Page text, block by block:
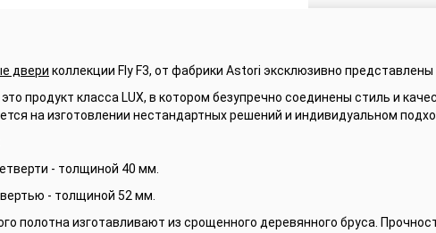
двери коллекции Fly F3, от фабрики Astori эксклюзивно
продукт класса LUX, в котором безупречно соединены стиль и
на изготовлении нестандартных решений и индивидуальном
- толщиной 40 мм.
- толщиной 52 мм.
полотна изготавливают из срощенного деревянного бруса.